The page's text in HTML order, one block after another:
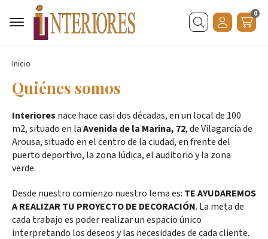
Buscar
0
Inicio
Quiénes somos
Interiores nace hace casi dos décadas, en un local de 100
m2, situado en laAvenida de la Marina, 72, de Vilagarcía de
Arousa, situado en el centro de la ciudad, en frente del
puerto deportivo, la zona lúdica, el auditorio y la zona
verde.
Desde nuestro comienzo nuestro lema es: TE AYUDAREMOS
A REALIZAR TU PROYECTO DE DECORACIÓN. La meta de
cada trabajo es poder realizar un espacio único
interpretando los deseos y las necesidades de cada cliente.